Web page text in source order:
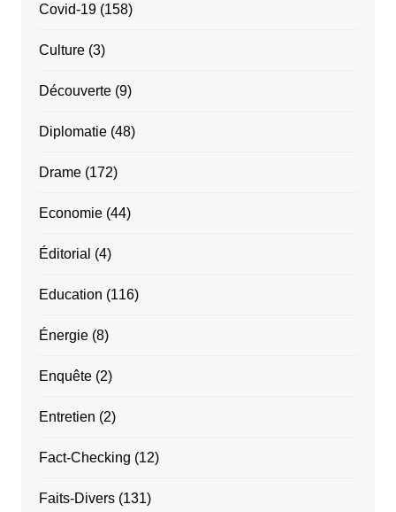
Covid-19(158)
Culture(3)
Découverte(9)
Diplomatie(48)
Drame(172)
Economie(44)
Éditorial (4)
Education (116)
Énergie(8)
Enquête(2)
Entretien (2)
Fact-Checking (12)
Faits-Divers(131)